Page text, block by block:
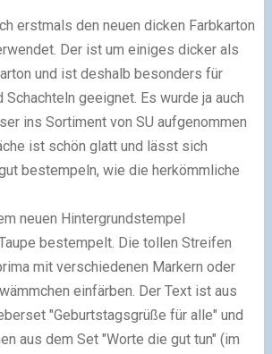
erstmals den neuen dicken Farbkarton
Der ist um einiges dicker als
und ist deshalb besonders für
Schachteln geeignet. Es wurde ja auch
ins Sortiment von SU aufgenommen
ist schön glatt und lässt sich
bestempeln, wie die herkömmliche
neuen Hintergrundstempel
bestempelt. Die tollen Streifen
mit verschiedenen Markern oder
einfärben. Der Text ist aus
"Geburtstagsgrüße für alle" und
aus dem Set "Worte die gut tun" (im